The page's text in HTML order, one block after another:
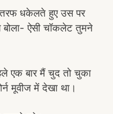
धकेलते हुए उस पर
ऐसी चॉकलेट तुमने
एक बार मैं चुद तो चुका
मूवीज में देखा था।